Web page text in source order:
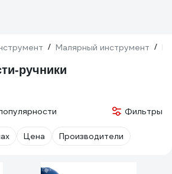
/ Малярный инструмент /
ручники
Фильтры
Цена Производители